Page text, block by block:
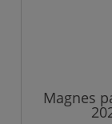
Magnes